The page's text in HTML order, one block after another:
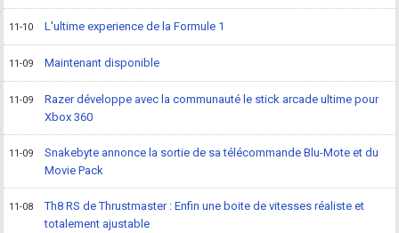
11-10 L'ultime experience de la Formule 1
11-09 Maintenant disponible
11-09
Razer développe avec la communauté le stick arcade ultime pour
Xbox 360
11-09
Snakebyte annonce la sortie de sa télécommande Blu-Mote et du
Movie Pack
11-08
Th8 RS de Thrustmaster : Enfin une boite de vitesses réaliste et
totalement ajustable